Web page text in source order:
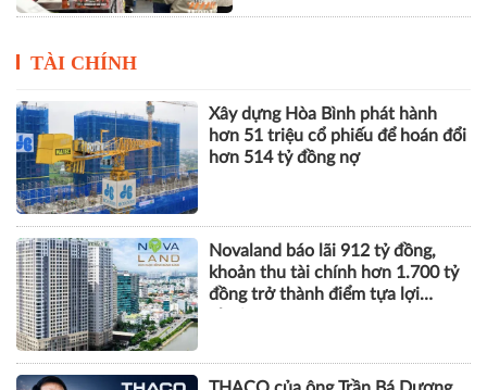
hơn 514 tỷ đồng nợ
Novaland báo lãi 912 tỷ đồng,
khoản thu tài chính hơn 1.700 tỷ
đồng trở thành điểm tựa lợi
THACO của ông Trần Bá Dương
lãi lớn trở lại nhưng vẫn "gánh"
khối nợ hơn 164.000 tỷ đồng
Vinhomes báo lãi kỷ lục hơn